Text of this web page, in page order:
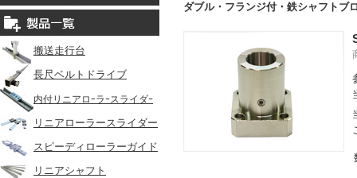
搬送走行台
長尺ベルトドライブ
内付リニアロｰラｰスライダｰ
リニアローラースライダー
スピーディローラーガイド
リニアシャフト
ダブル・フランジ付・鉄シャフトブ